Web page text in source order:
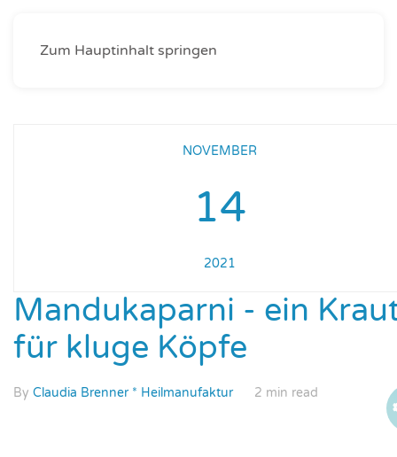
Zum Hauptinhalt springen
NOVEMBER
14
2021
Mandukaparni - ein
für kluge Köpfe
By Claudia Brenner * Heilmanufaktur 2 min read